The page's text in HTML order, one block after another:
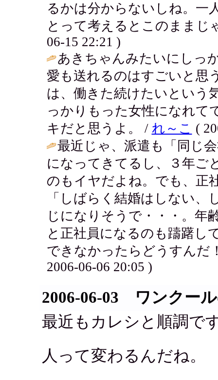
るかは分からないしね。一
とって考えるとこのままじ
06-15 22:21 )
あきちゃんみたいにしっ
愛も送れるのはすごいと思
は、働きた続けたいという
っかりもった女性になれて
キだと思うよ。 / れ～こ (
最近じゃ、派遣も「同じ
になってきてるし、３年ご
のもイヤだよね。でも、正
「しばらく結婚はしない
じになりそうで・・・。年
と正社員になるのも躊躇し
できなかったらどうすんだ
2006-06-06 20:05 )
2006-06-03 ワンクー
最近もカレシと順調で
人って変わるんだね。